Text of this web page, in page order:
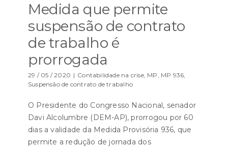
Medida que permite
suspensão de contrato
de trabalho é
prorrogada
29 / 05 / 2020 | Contabilidade na crise, MP, MP 936,
Suspensão de contrato de trabalho
O Presidente do Congresso Nacional, senador
Davi Alcolumbre (DEM-AP), prorrogou por 60
dias a validade da Medida Provisória 936, que
permite a redução de jornada dos